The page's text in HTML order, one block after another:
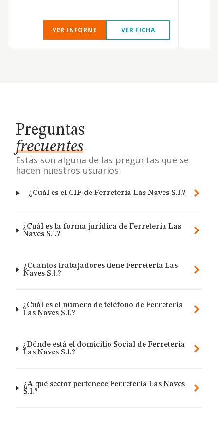
VER INFORME VER FICHA
Preguntas
frecuentes
Estas son alguna de las preguntas que se
hacen nuestros usuarios
¿Cuál es el CIF de Ferreteria Las Naves S.l.?
¿Cuál es la forma jurídica de Ferreteria Las
Naves S.l.?
¿Cuántos trabajadores tiene Ferreteria Las
Naves S.l.?
¿Cuál es el número de teléfono de Ferreteria
Las Naves S.l.?
¿Dónde está el domicilio Social de Ferreteria
Las Naves S.l.?
¿A qué sector pertenece Ferreteria Las Naves
S.l.?